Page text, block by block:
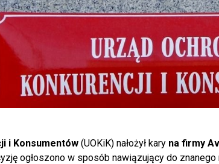
i Konsumentów (UOKiK) nałożył kary na firmy
ogłoszono w sposób nawiązujący do znanego